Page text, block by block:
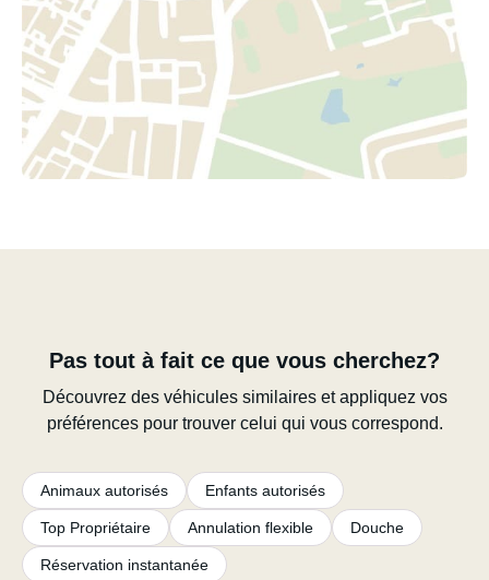
Pas tout à fait ce que vous cherchez?
Découvrez des véhicules similaires et appliquez vos
préférences pour trouver celui qui vous correspond.
Animaux autorisés Enfants autorisés
Top Propriétaire Annulation flexible Douche
Réservation instantanée